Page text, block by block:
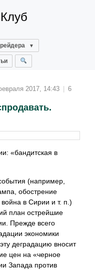
2017, 14:43
6
«бандитская в
(например,
обострение
в Сирии и т. п.)
план острейшие
Прежде всего
экономики
деградацию вносит
цен на «черное
Запада против